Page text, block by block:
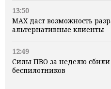
13:50
MAX даст возможность
альтернативные клиенты
12:49
Силы ПВО за неделю сбили
беспилотников